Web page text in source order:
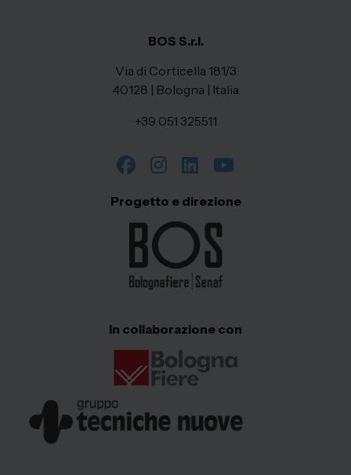
BOS S.r.l.
Via di Corticella 181/3
40128 | Bologna | Italia
+39 051 325511
Progetto e direzione
In collaborazione con